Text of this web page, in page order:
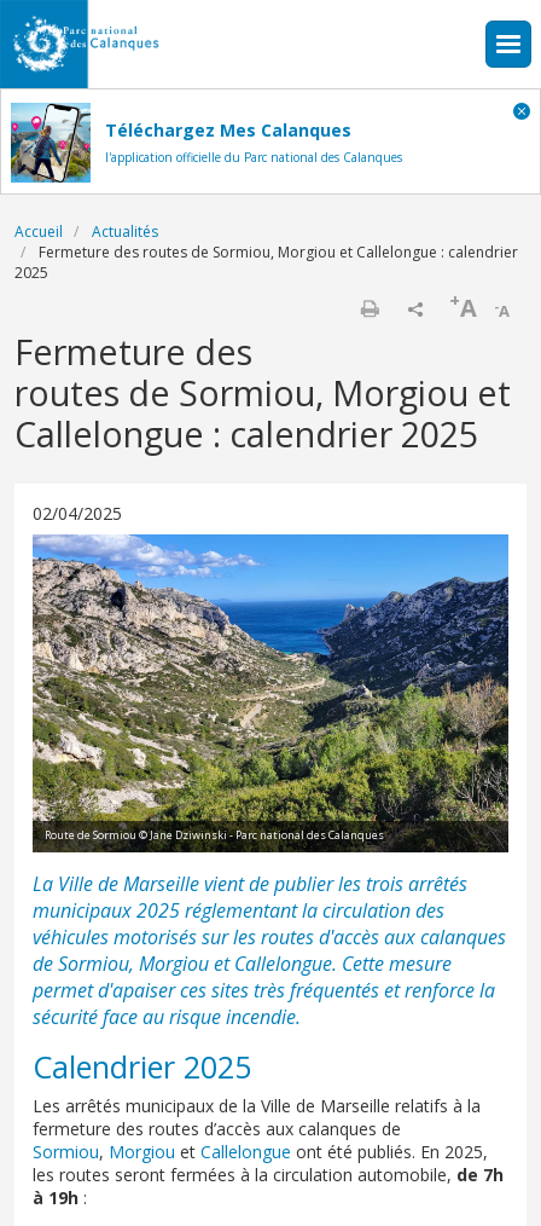
Aller au contenu principal
Téléchargez Mes Calanques
l'application officielle du Parc national des Calanques
Fil d'Ariane
Accueil
Actualités
Fermeture des routes de Sormiou, Morgiou et Callelongue : calendrier
2025
-A
+A
Fermeture des
routes de Sormiou, Morgiou et
Callelongue : calendrier 2025
02/04/2025
Route de Sormiou © Jane Dziwinski - Parc national des Calanques
La Ville de Marseille vient de publier les trois arrêtés
municipaux 2025 réglementant la circulation des
véhicules motorisés sur les routes d'accès aux calanques
de Sormiou, Morgiou et Callelongue. Cette mesure
permet d'apaiser ces sites très fréquentés et renforce la
sécurité face au risque incendie.
Calendrier 2025
Les arrêtés municipaux de la Ville de Marseille relatifs à la
fermeture des routes d’accès aux calanques de
Sormiou, Morgiou et Callelongue ont été publiés. En 2025,
les routes seront fermées à la circulation automobile, de 7h
à 19h :